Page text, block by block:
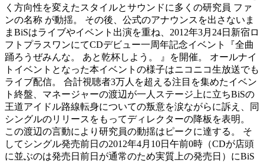
く方向性を変えたスタイルとサウンドに多くの研究員 ファ
ンの名称 が動揺。 その後、公式のアナウンスを出さないま
まBiSはライブやイベント出演を重ね、2012年3月24日新宿ロ
フトプラスワンにてCDデビュー一周年記念イベント『全曲
踊ろうぜみんな。 あと乾杯しよう。 』を開催。 オールナイ
トイベントとなった本イベントの様子はニコニコ生放送でも
ライブ配信。 合計視聴者3万人を超える注目を集めたイベン
ト終盤、マネージャーの渡辺が一人ステージ上に立ちBiSの
王道アイドル路線転身についての叛意を涙ながらに訴え、同
シングルのリリースをもってディレクターの降板を表明。
この渡辺の言動により研究員の動揺はピークに達する。 そ
してシングル発売前日の2012年4月10日午前0時（CDが店頭
に並ぶのは発売日前日が通常のため実質上の発売日）にBiS